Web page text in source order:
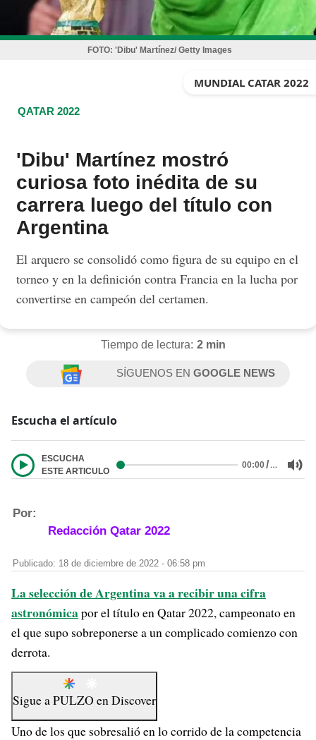
FOTO: 'Dibu' Martínez/ Getty Images
MUNDIAL CATAR 2022
QATAR 2022
'Dibu' Martínez mostró
curiosa foto inédita de su
carrera luego del título con
Argentina
El arquero se consolidó como figura de su equipo en el
torneo y en la definición contra Francia en la lucha por
convertirse en campeón del certamen.
Tiempo de lectura: 2 min
SÍGUENOS ENGOOGLE NEWS
Escucha el artículo
ESCUCHA
ESTE ARTICULO
00:00/…
Por:
Redacción Qatar 2022
Publicado: 18 de diciembre de 2022 - 06:58 pm
La selección de Argentina va a recibir una cifra
astronómicapor el título en Qatar 2022, campeonato en
el que supo sobreponerse a un complicado comienzo con
derrota.
Sigue aPULZO enDiscover
Uno de los que sobresalió en lo corrido de la competencia